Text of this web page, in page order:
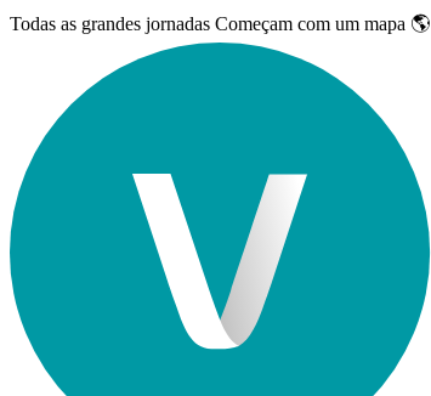
Todas as grandes jornadas Começam com um mapa 🌎